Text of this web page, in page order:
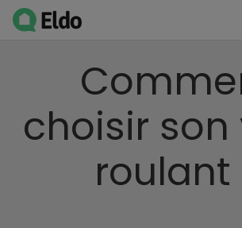
choisir son
roulant